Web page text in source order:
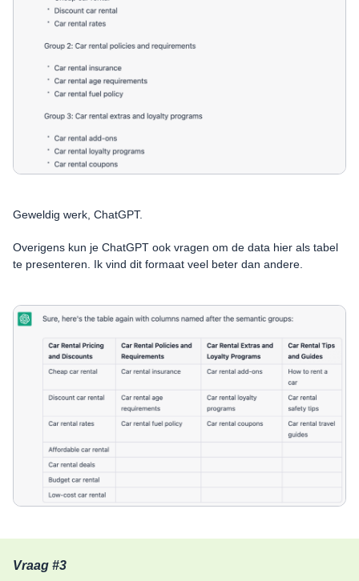
Geweldig werk, ChatGPT.
Overigens kun je ChatGPT ook vragen om de data hier als tabel
te presenteren. Ik vind dit formaat veel beter dan andere.
Vraag #3